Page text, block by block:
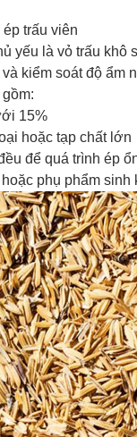
trấu viên
yếu là vỏ trấu
kiểm soát độ ẩm
15%
hoặc tạp chất lớn
để quá trình ép
phụ phẩm sinh